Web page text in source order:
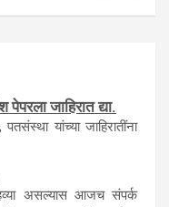
जाहिरात द्या.
यांच्या जाहिरातींना
हव्या असल्यास आजच संपर्क